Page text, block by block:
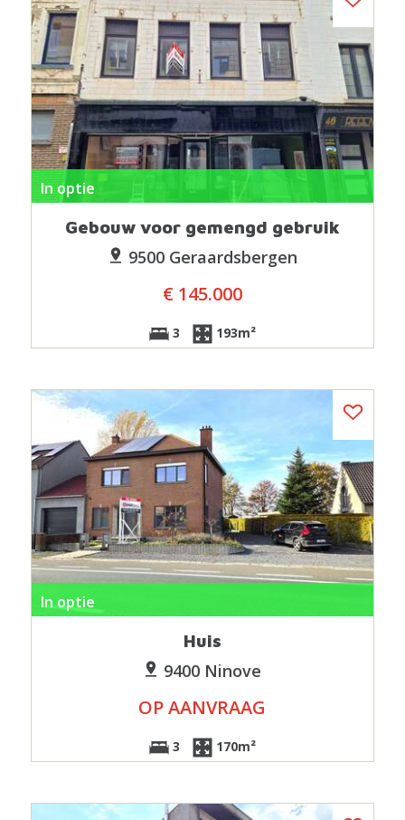
In optie
Gebouw voor gemengd gebruik
9500 Geraardsbergen
€ 145.000
3 193m²
In optie
Huis
9400 Ninove
OP AANVRAAG
3 170m²